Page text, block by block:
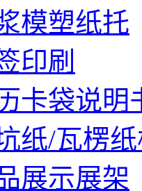
模塑纸托
印刷
卡袋说明
纸/瓦楞纸
展示展架